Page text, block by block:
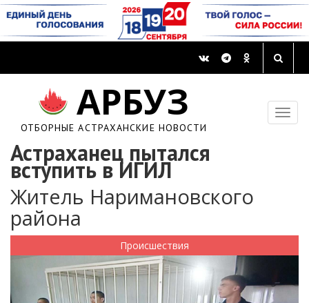
АРБУЗ
ОТБОРНЫЕ АСТРАХАНСКИЕ НОВОСТИ
Астраханец пытался
вступить в ИГИЛ
Житель Наримановского
района
Происшествия